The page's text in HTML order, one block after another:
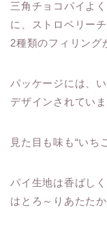
三角チョコパイよ
に、ストロベリー
2種類のフィリング
パッケージには、
デザインされてい
見た目も味も“いち
パイ生地は香ばし
はとろ～りあたた